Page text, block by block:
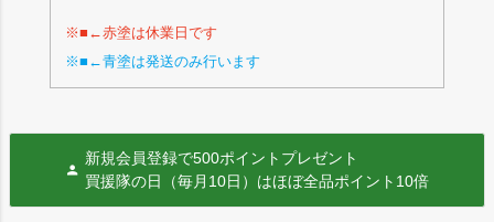
※■←赤塗は休業日です
※■←青塗は発送のみ行います
新規会員登録で500ポイントプレゼント
買援隊の日（毎月10日）はほぼ全品ポイント10倍